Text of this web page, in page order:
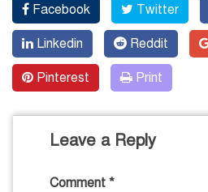
Facebook Twitter
Linkedin Reddit
Pinterest Print
Leave a Reply
Comment *